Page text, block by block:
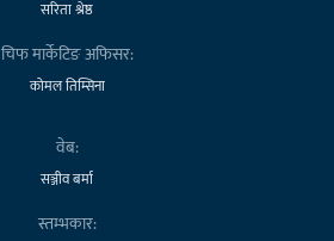
सरिता श्रेष्ठ
चिफ मार्केटिङ अफिसर:
कोमल तिम्सिना
वेब:
सञ्जीव बर्मा
स्तम्भकार: